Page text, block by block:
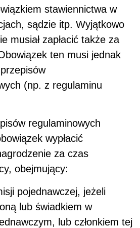
stawiennictwa w
sądzie itp. Wyjątkowo
musiał zapłacić także za
ten musi jednak
(np. z regulaminu
regulaminowych
wypłacić
za czas
obejmujący:
pojednawczej, jeżeli
lub świadkiem w
lub członkiem tej